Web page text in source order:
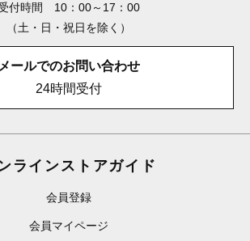
付時間 10：00～17：00
（土・日・祝日を除く）
メールでのお問い合わせ
24時間受付
ラインストアガイド
会員登録
会員マイページ